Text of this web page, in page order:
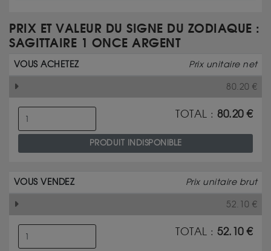
PRIX ET VALEUR DU SIGNE DU ZODIAQUE :
SAGITTAIRE 1 ONCE ARGENT
VOUS ACHETEZ Prix unitaire net
80.20 €
TOTAL :80.20€
PRODUIT INDISPONIBLE
VOUS VENDEZ Prix unitaire brut
52.10 €
TOTAL :52.10€